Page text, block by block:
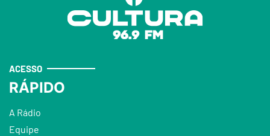
ACESSO
RÁPIDO
A Rádio
Equipe